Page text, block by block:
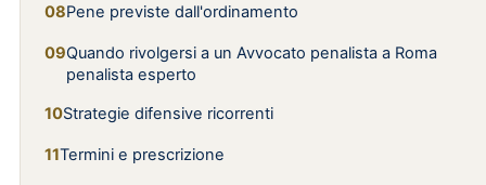
Pene previste dall'ordinamento
Quando rivolgersi a un Avvocato penalista a Roma
penalista esperto
Strategie difensive ricorrenti
Termini e prescrizione